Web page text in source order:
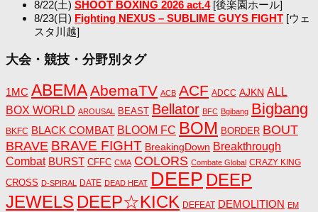
8/22(土) SHOOT BOXING 2026 act.4[後楽園ホール]
8/23(日) Fighting NEXUS – SUBLIME GUYS FIGHT [ウェ
スタ川越]
大会・競技・分野別タグ
1MC ABEMAAbemaTV ACB ACF ADCC AJKN ALL
BOX WORLD AROUSAL BEAST Bellator BFC Bgibang Bigbang
BKFC BLACK COMBAT BLOOM FC BOM BORDER BOUT
BRAVE BRAVE FIGHT BreakingDown Breakthrough
Combat BURST CFFC CMA COLORS Combate Global CRAZY KING
CROSS D-SPIRAL DATE DEAD HEAT DEEP DEEP
JEWELS DEEP☆KICK DEFEAT DEMOLITION EM